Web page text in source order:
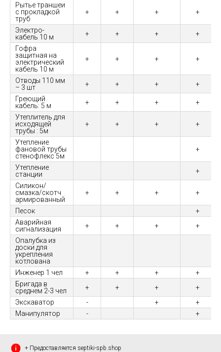
Рытье траншеи
с прокладкой
труб
+ + + +
Электро-
кабель 10 м
+ + +
+
Гофра
защитная на
электрический
кабель 10 м
+ + + +
Отводы 110 мм
– 3 шт
+ + +
+
Греющий
кабель: 5 м
+ + +
+
Утеплитель для
исходящей
трубы : 5м
+ + + +
Утепление
фановой трубы
стенофлекс 5м
+
Утепление
станции
+
Силикон/
смазка/скотч
армированный
+ + + +
Песок
+
Аварийная
сигнализация
+ + +
+
Опалубка из
доски для
укрепления
котлована
Инженер 1 чел
+ + +
+
Бригада в
среднем 2-3 чел
+ + +
+
Экскаватор
- +
+
Манипулятор
- +
+ Предоставляется septiki-spb.shop